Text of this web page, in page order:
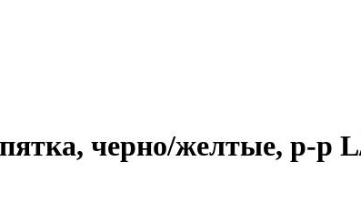
черно/желтые, р-р